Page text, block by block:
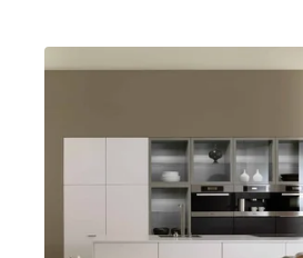
Rückwand aus Porzellanfliesen, schwarzen
Elektrogeräten, Porzellan-Bodenfliesen,